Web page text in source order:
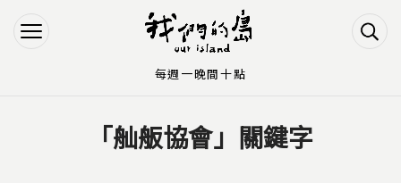
Jump to Navigation
Jump to Main content
「舢舨協會」關鍵字
每週一晚間十點